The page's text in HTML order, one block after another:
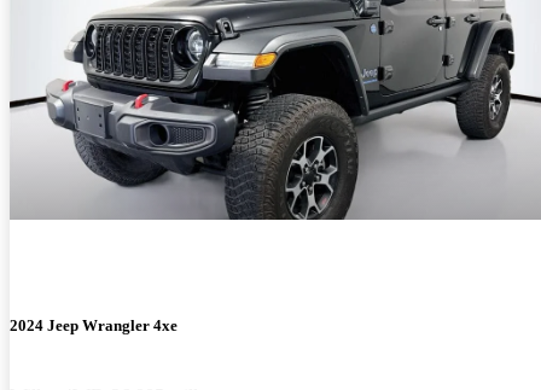
2024 Jeep Wrangler 4xe